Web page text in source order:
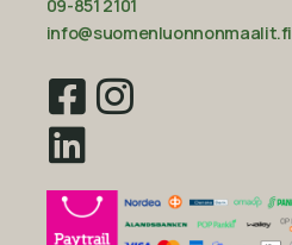
09-851 2101
info@suomenluonnonmaalit.fi